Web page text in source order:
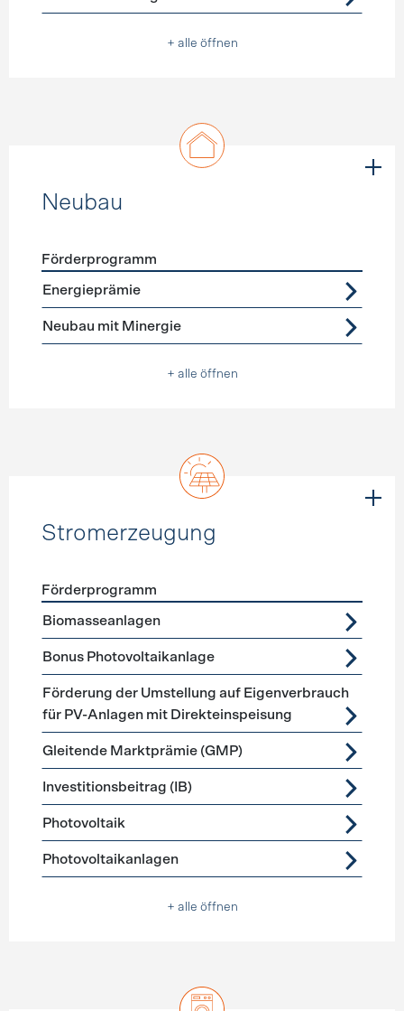
+ alle öffnen
Neubau
Förderprogramme
Förderprogramm
Energieprämie
Neubau mit Minergie
+ alle öffnen
Stromerzeugung
Förderprogramme
Förderprogramm
Biomasseanlagen
Bonus Photovoltaikanlage
Förderung der Umstellung auf Eigenverbrauch
für PV-Anlagen mit Direkteinspeisung
Gleitende Marktprämie (GMP)
Investitionsbeitrag (IB)
Photovoltaik
Photovoltaikanlagen
+ alle öffnen